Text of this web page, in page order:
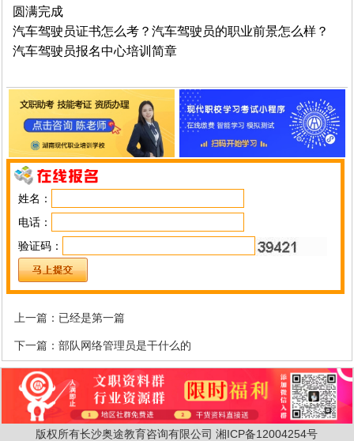
圆满完成
汽车驾驶员证书怎么考？汽车驾驶员的职业前景怎么样？
汽车驾驶员报名中心培训简章
姓名：
电话：
验证码：
上一篇：已经是第一篇
下一篇： 部队网络管理员是干什么的
版权所有长沙奥途教育咨询有限公司 湘ICP备12004254号